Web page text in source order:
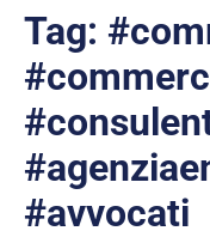
Tag:
#avvocati